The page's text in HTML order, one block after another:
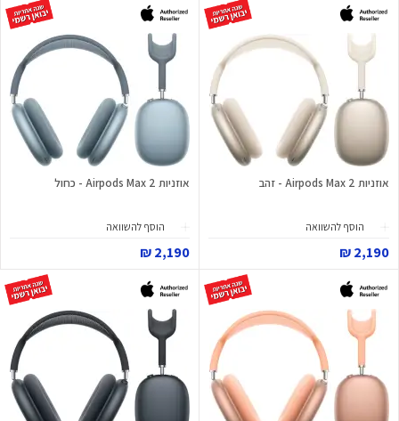
אוזניות Airpods Max 2 - זהב
הוסף להשוואה
2,190 ₪
אוזניות Airpods Max 2 - כחול
הוסף להשוואה
2,190 ₪